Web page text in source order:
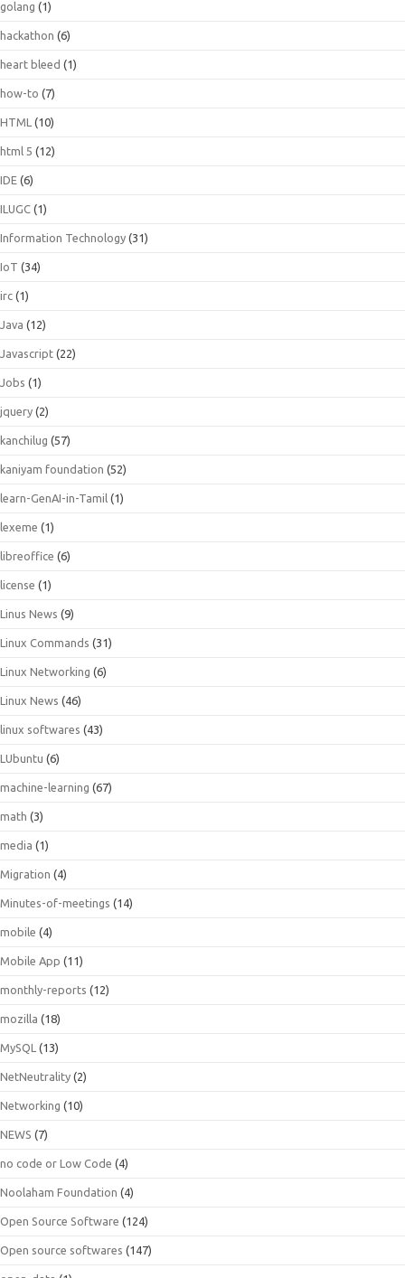
golang (1)
hackathon (6)
heart bleed (1)
how-to (7)
HTML (10)
html 5 (12)
IDE (6)
ILUGC (1)
Information Technology (31)
IoT (34)
irc (1)
Java (12)
Javascript (22)
Jobs (1)
jquery (2)
kanchilug (57)
kaniyam foundation (52)
learn-GenAI-in-Tamil (1)
lexeme (1)
libreoffice (6)
license (1)
Linus News (9)
Linux Commands (31)
Linux Networking (6)
Linux News (46)
linux softwares (43)
LUbuntu (6)
machine-learning (67)
math (3)
media (1)
Migration (4)
Minutes-of-meetings (14)
mobile (4)
Mobile App (11)
monthly-reports (12)
mozilla (18)
MySQL (13)
NetNeutrality (2)
Networking (10)
NEWS (7)
no code or Low Code (4)
Noolaham Foundation (4)
Open Source Software (124)
Open source softwares (147)